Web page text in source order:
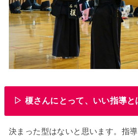
▷ 榎さんにとって、いい指導と
決まった型はないと思います。指